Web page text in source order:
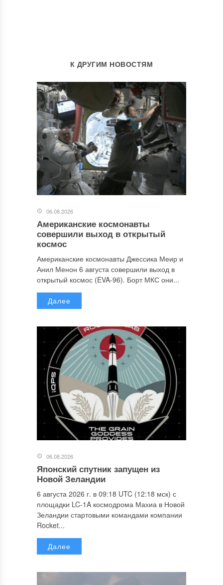
К ДРУГИМ НОВОСТЯМ
06.08.2026
Американские космонавты
совершили выход в открытый
космос
Американские космонавты Джессика Меир и
Анил Менон 6 августа совершили выход в
открытый космос (EVA-96). Борт МКС они...
Далее
06.08.2026
Японский спутник запущен из
Новой Зеландии
6 августа 2026 г. в 09:18 UTC (12:18 мск) с
площадки LC-1A космодрома Махиа в Новой
Зеландии стартовыми командами компании
Rocket...
Далее